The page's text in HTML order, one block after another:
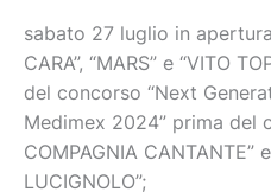
sabato 27 luglio in
CARA”, “MARS” e “VITO
del concorso “Next
Medimex 2024” prima del
COMPAGNIA CANTANTE”
LUCIGNOLO”;